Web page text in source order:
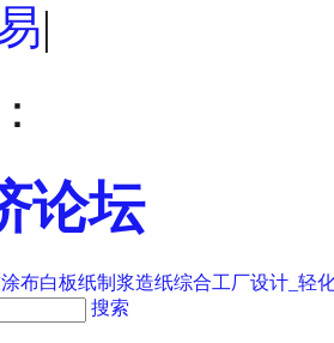
|
论坛
布白板纸制浆造纸综合工厂设计_轻
搜索